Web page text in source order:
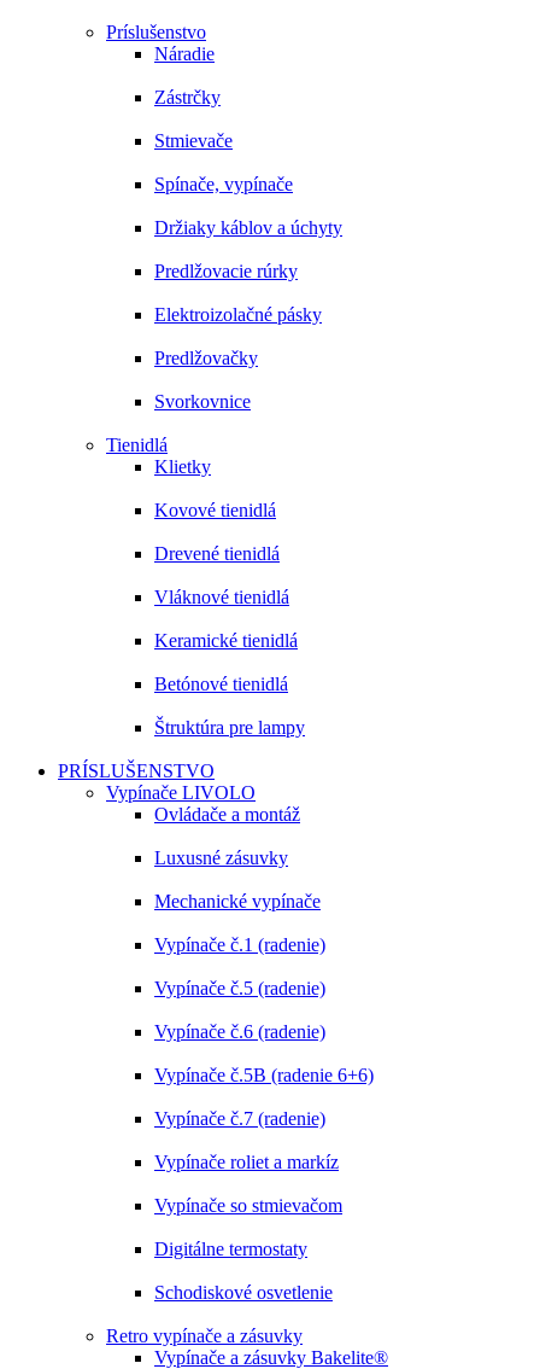
Príslušenstvo
Náradie
Zástrčky
Stmievače
Spínače, vypínače
Držiaky káblov a úchyty
Predlžovacie rúrky
Elektroizolačné pásky
Predlžovačky
Svorkovnice
Tienidlá
Klietky
Kovové tienidlá
Drevené tienidlá
Vláknové tienidlá
Keramické tienidlá
Betónové tienidlá
Štruktúra pre lampy
PRÍSLUŠENSTVO
Vypínače LIVOLO
Ovládače a montáž
Luxusné zásuvky
Mechanické vypínače
Vypínače č.1 (radenie)
Vypínače č.5 (radenie)
Vypínače č.6 (radenie)
Vypínače č.5B (radenie 6+6)
Vypínače č.7 (radenie)
Vypínače roliet a markíz
Vypínače so stmievačom
Digitálne termostaty
Schodiskové osvetlenie
Retro vypínače a zásuvky
Vypínače a zásuvky Bakelite®